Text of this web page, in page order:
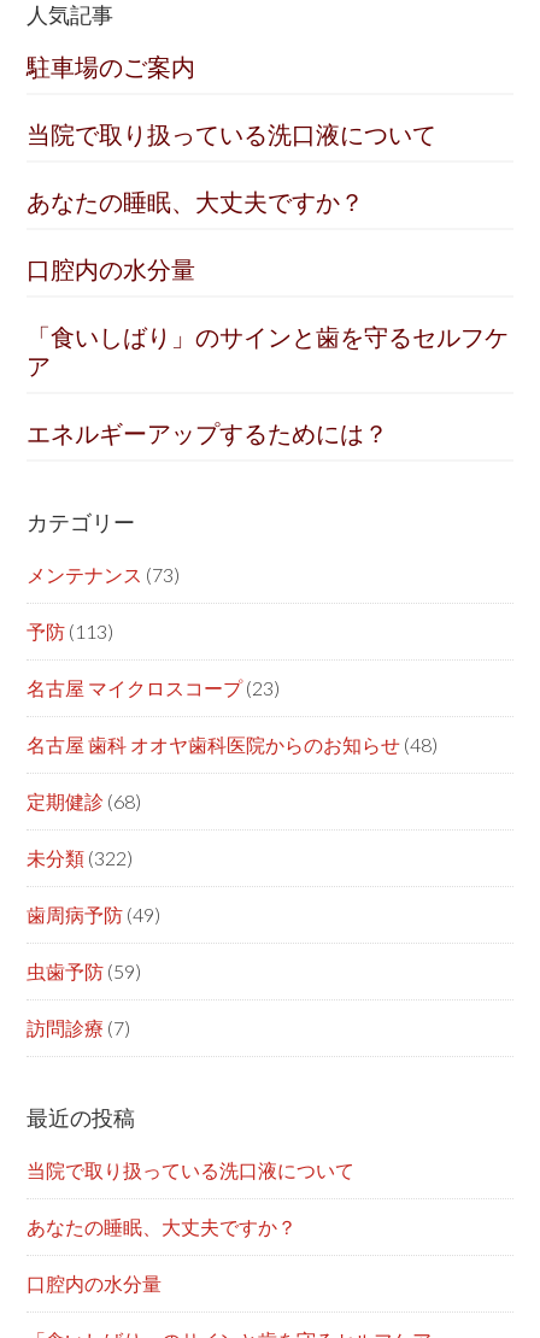
人気記事
駐車場のご案内
当院で取り扱っている洗口液について
あなたの睡眠、大丈夫ですか？
口腔内の水分量
「食いしばり」のサインと歯を守るセルフケ
ア
エネルギーアップするためには？
カテゴリー
メンテナンス (73)
予防 (113)
名古屋 マイクロスコープ(23)
名古屋 歯科 オオヤ歯科医院からのお知らせ (48)
定期健診 (68)
未分類 (322)
歯周病予防 (49)
虫歯予防 (59)
訪問診療 (7)
最近の投稿
当院で取り扱っている洗口液について
あなたの睡眠、大丈夫ですか？
口腔内の水分量